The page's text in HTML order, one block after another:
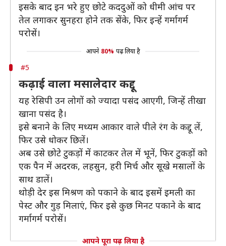
इसके बाद इन भरे हुए छोटे कददुओं को धीमी आंच पर
तेल लगाकर सुनहरा होने तक सेंके, फिर इन्हें गर्मागर्म
परोसें।
आपने 80% पढ़ लिया है
#5
कढ़ाई वाला मसालेदार कद्दू
यह रेसिपी उन लोगों को ज्यादा पसंद आएगी, जिन्हें तीखा
खाना पसंद है।
इसे बनाने के लिए मध्यम आकार वाले पीले रंग के कद्दू लें,
फिर उसे धोकर छिलें।
अब उसे छोटे टुकड़ों में काटकर तेल में भूनें, फिर टुकड़ों को
एक पैन में अदरक, लहसुन, हरी मिर्च और सूखे मसालों के
साथ डालें।
थोड़ी देर इस मिश्रण को पकाने के बाद इसमें इमली का
पेस्ट और गुड़ मिलाएं, फिर इसे कुछ मिनट पकाने के बाद
गर्मागर्म परोसें।
आपने पूरा पढ़ लिया है